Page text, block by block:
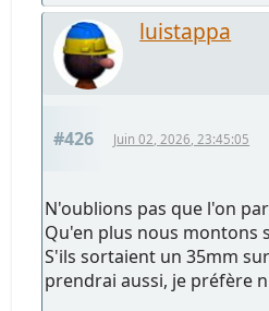
luistappa
#426 Juin 02, 2026, 23:45:05
N'oublions pas que l'on
Qu'en plus nous montons
S'ils sortaient un 35mm
prendrai aussi, je préfère